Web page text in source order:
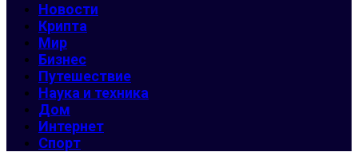
Новости
Крипта
Мир
Бизнес
Путешествие
Наука и техника
Дом
Интернет
Спорт